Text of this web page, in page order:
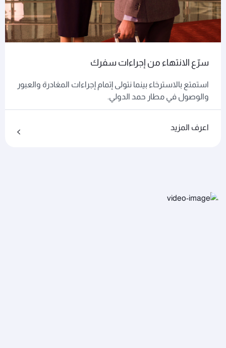
سرّع الانتهاء من إجراءات سفرك
استمتع بالاسترخاء بينما نتولى إتمام إجراءات المغادرة والعبور
والوصول في مطار حمد الدولي.
اعرف المزيد